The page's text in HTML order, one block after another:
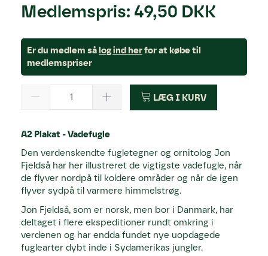
Medlemspris: 49,50 DKK
Er du medlem sålog ind herfor at købe til
medlemspriser
LÆG I KURV
A2 Plakat - Vadefugle
Den verdenskendte fugletegner og ornitolog Jon
Fjeldså har her illustreret de vigtigste vadefugle, når
de flyver nordpå til koldere områder og når de igen
flyver sydpå til varmere himmelstrøg.
Jon Fjeldså, som er norsk, men bor i Danmark, har
deltaget i flere ekspeditioner rundt omkring i
verdenen og har endda fundet nye uopdagede
fuglearter dybt inde i Sydamerikas jungler.